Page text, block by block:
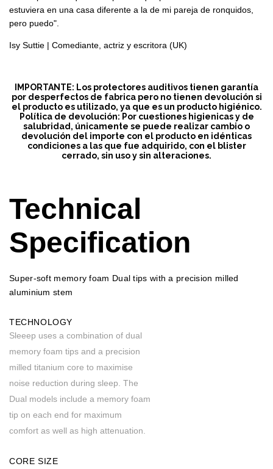
estuviera en una casa diferente a la de mi pareja de ronquidos,
pero puedo".
Isy Suttie | Comediante, actriz y escritora (UK)
IMPORTANTE: Los protectores auditivos tienen garantía
por desperfectos de fabrica pero no tienen devolución si
el producto es utilizado, ya que es un producto higiénico.
Política de devolución: Por cuestiones higienicas y de
salubridad, únicamente se puede realizar cambio o
devolución del importe con el producto en idénticas
condiciones a las que fue adquirido, con el blister
cerrado, sin uso y sin alteraciones.
Technical
Specification
Super-soft memory foam Dual tips with a precision milled
aluminium stem
TECHNOLOGY
Sleeep uses a combination of dual
memory foam tips and a precision
milled titanium core to maximise
noise reduction during sleep. The
Dual models include a memory foam
tip on each end for maximum
comfort as well as high attenuation.
CORE SIZE